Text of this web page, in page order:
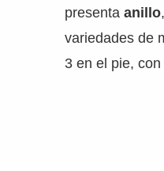
presentaanillo
variedades de
3 en el pie,